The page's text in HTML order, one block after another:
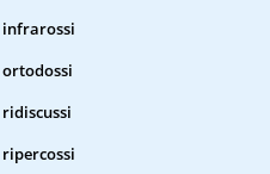
infrarossi
ortodossi
ridiscussi
ripercossi